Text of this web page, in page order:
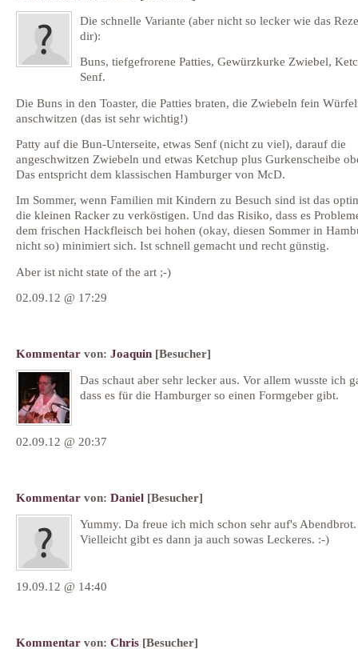
Die schnelle Variante (aber nicht so lecker wie das
dir):
Buns, tiefgefrorene Patties, Gewürzkurke Zwiebel,
Senf.
Die Buns in den Toaster, die Patties braten, die Zwiebeln fein
anschwitzen (das ist sehr wichtig!)
Patty auf die Bun-Unterseite, etwas Senf (nicht zu viel), darauf die
angeschwitzen Zwiebeln und etwas Ketchup plus Gurkenscheibe
Das entspricht dem klassischen Hamburger von McD.
Im Sommer, wenn Familien mit Kindern zu Besuch sind ist das
die kleinen Racker zu verköstigen. Und das Risiko, dass es
dem frischen Hackfleisch bei hohen (okay, diesen Sommer in
nicht so) minimiert sich. Ist schnell gemacht und recht günstig.
Aber ist nicht state of the art ;-)
02.09.12 @ 17:29
Kommentar von: Joaquin [Besucher]
Das schaut aber sehr lecker aus. Vor allem wusste ich
dass es für die Hamburger so einen Formgeber gibt.
02.09.12 @ 20:37
Kommentar von: Daniel [Besucher]
Yummy. Da freue ich mich schon sehr auf's Abendbrot.
Vielleicht gibt es dann ja auch sowas Leckeres. :-)
19.09.12 @ 14:40
Kommentar von: Chris [Besucher]